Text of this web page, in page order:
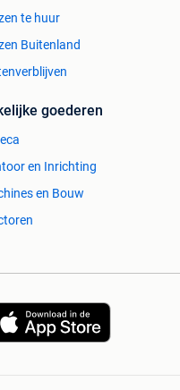
te huur
Buitenland
goederen
en Inrichting
en Bouw